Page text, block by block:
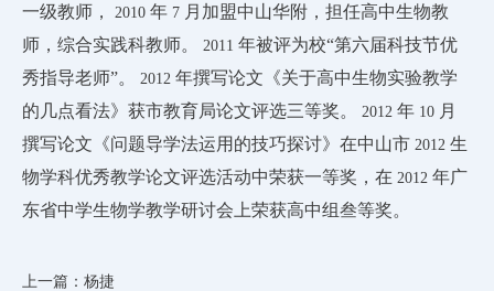
一级教师，
2010 年 7 月加盟中山华附，担任高中生物教
师，综合实践科教师。
2011 年被评为校“第六届科技节优
秀指导老师”。
2012 年撰写论文《关于高中生物实验教学
的几点看法》获市教育局论文评选三等奖。
2012 年 10 月
撰写论文《问题导学法运用的技巧探讨》在中山市 2012 生
物学科优秀教学论文评选活动中荣获一等奖，在 2012 年广
东省中学生物学教学研讨会上荣获高中组叁等奖。
上一篇：杨捷